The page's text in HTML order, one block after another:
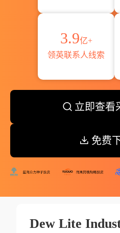
3.9亿+
领英联系人线索
立即查看
免费
Dew Lite